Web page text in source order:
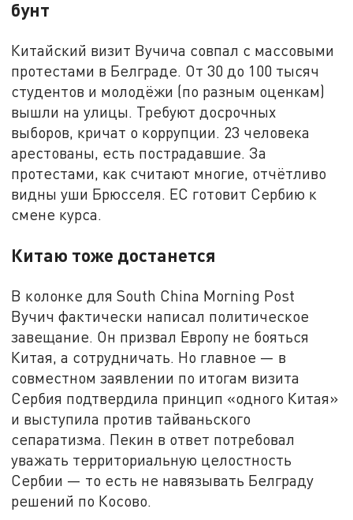
бунт
Китайский визит Вучича совпал с массовыми
протестами в Белграде. От 30 до 100 тысяч
студентов и молодёжи (по разным оценкам)
вышли на улицы. Требуют досрочных
выборов, кричат о коррупции. 23 человека
арестованы, есть пострадавшие. За
протестами, как считают многие, отчётливо
видны уши Брюсселя. ЕС готовит Сербию к
смене курса.
Китаю тоже достанется
В колонке для South China Morning Post
Вучич фактически написал политическое
завещание. Он призвал Европу не бояться
Китая, а сотрудничать. Но главное — в
совместном заявлении по итогам визита
Сербия подтвердила принцип «одного Китая»
и выступила против тайваньского
сепаратизма. Пекин в ответ потребовал
уважать территориальную целостность
Сербии — то есть не навязывать Белграду
решений по Косово.